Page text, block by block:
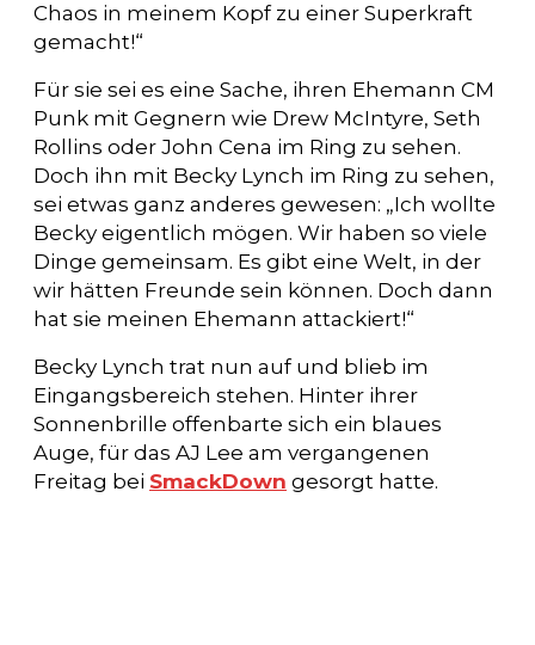
Chaos in meinem Kopf zu einer Superkraft
gemacht!“
Für sie sei es eine Sache, ihren Ehemann CM
Punk mit Gegnern wie Drew McIntyre, Seth
Rollins oder John Cena im Ring zu sehen.
Doch ihn mit Becky Lynch im Ring zu sehen,
sei etwas ganz anderes gewesen: „Ich wollte
Becky eigentlich mögen. Wir haben so viele
Dinge gemeinsam. Es gibt eine Welt, in der
wir hätten Freunde sein können. Doch dann
hat sie meinen Ehemann attackiert!“
Becky Lynch trat nun auf und blieb im
Eingangsbereich stehen. Hinter ihrer
Sonnenbrille offenbarte sich ein blaues
Auge, für das AJ Lee am vergangenen
Freitag bei SmackDown gesorgt hatte.